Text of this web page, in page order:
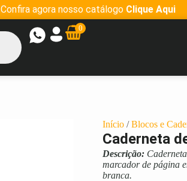
Confira agora nosso catálogo Clique Aqui
0
Início /Blocos e
Caderneta
Descrição:
marcador de página
branca.